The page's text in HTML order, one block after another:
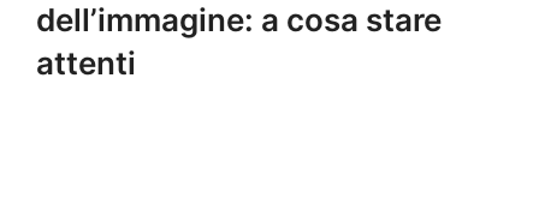
dell’immagine: a cosa stare
attenti